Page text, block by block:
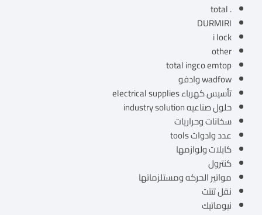
. total
DURMIRI
i lock
other
total ingco emtop
wadfow وادفو
تأسيس كهرباء electrical supplies
حلول صناعيه industry solution
سخانات وحراريات
عدد وادوات tools
كابلات ولوازمها
كنترول
مواتير الحركه ومستلزماتها
نقل تتتت
نيوماتيك